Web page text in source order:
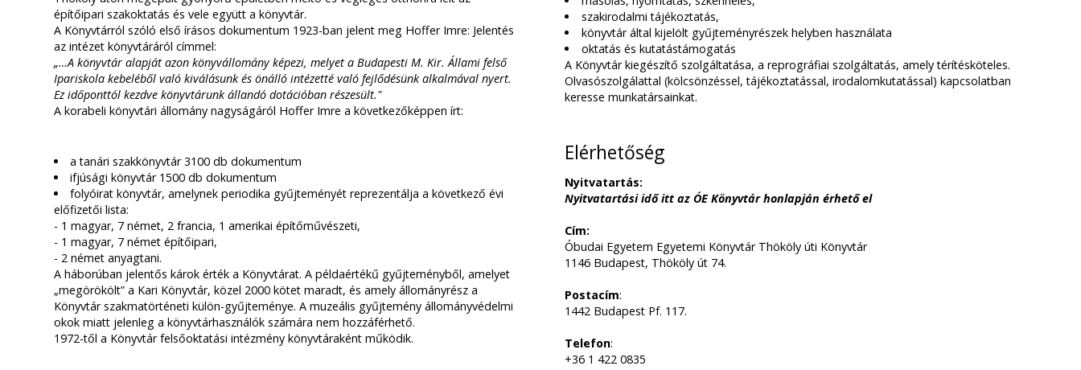
építőipari szakoktatás és vele együtt a könyvtár.
A Könyvtárról szóló első írásos dokumentum 1923-ban jelent meg Hoffer Imre: Jelentés
az intézet könyvtáráról címmel:
„…A könyvtár alapját azon könyvállomány képezi, melyet a Budapesti M. Kir. Állami felső
Ipariskola kebeléből való kiválásunk és önálló intézetté való fejlődésünk alkalmával nyert.
Ez időponttól kezdve könyvtárunk állandó dotációban részesült."
A korabeli könyvtári állomány nagyságáról Hoffer Imre a következőképpen írt:
a tanári szakkönyvtár 3100 db dokumentum
ifjúsági könyvtár 1500 db dokumentum
folyóirat könyvtár, amelynek periodika gyűjteményét reprezentálja a következő évi
előfizetői lista:
- 1 magyar, 7 német, 2 francia, 1 amerikai építőművészeti,
- 1 magyar, 7 német építőipari,
- 2 német anyagtani.
A háborúban jelentős károk érték a Könyvtárat. A példaértékű gyűjteményből, amelyet
„megörökölt” a Kari Könyvtár, közel 2000 kötet maradt, és amely állományrész a
Könyvtár szakmatörténeti külön-gyűjteménye. A muzeális gyűjtemény állományvédelmi
okok miatt jelenleg a könyvtárhasználók számára nem hozzáférhető.
1972-től a Könyvtár felsőoktatási intézmény könyvtáraként működik.
szakirodalmi tájékoztatás,
könyvtár által kijelölt gyűjteményrészek helyben használata
oktatás és kutatástámogatás
A Könyvtár kiegészítő szolgáltatása, a reprográfiai szolgáltatás, amely térítésköteles.
Olvasószolgálattal (kölcsönzéssel, tájékoztatással, irodalomkutatással) kapcsolatban
keresse munkatársainkat.
Elérhetőség
Nyitvatartás:
Nyitvatartási idő itt az ÓE Könyvtár honlapján érhető el
Cím:
Óbudai Egyetem Egyetemi Könyvtár Thököly úti Könyvtár
1146 Budapest, Thököly út 74.
Postacím:
1442 Budapest Pf. 117.
Telefon:
+36 1 422 0835